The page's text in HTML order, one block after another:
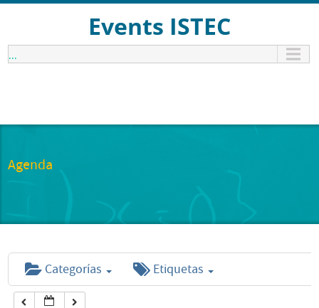
Events ISTEC
...
Agenda
Categorías Etiquetas
1:00 am
6:00 am